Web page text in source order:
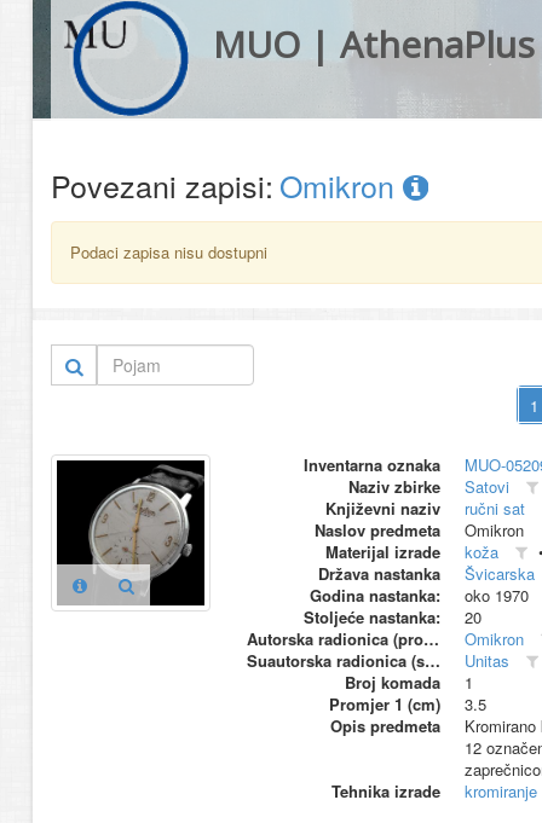
MUO | AthenaPlus
Povezani zapisi: Omikron
Podaci zapisa nisu dostupni
Inventarna oznaka
MUO-
Naziv zbirke
Satovi
Književni naziv
ručni sat
Naslov predmeta
Omikron
Materijal izrade
koža
Država nastanka
Švicarska
Godina nastanka:
oko 1970
Stoljeće nastanka:
20
Autorska radionica (proizvođač)
Omikron
Suautorska radionica (suproizvođač)
Unitas
Broj komada
1
Promjer 1 (cm)
3.5
Opis predmeta
12
Tehnika izrade
kromiranje